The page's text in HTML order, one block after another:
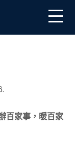
百家心——走近
百家事，暖百家